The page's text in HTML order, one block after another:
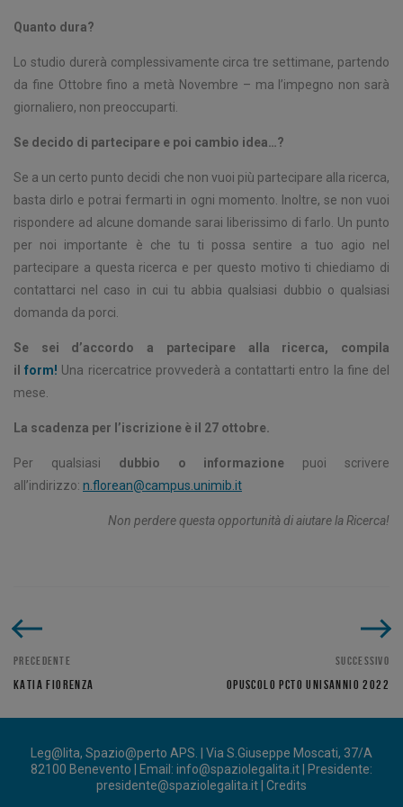
Quanto dura?
Lo studio durerà complessivamente circa tre settimane, partendo
da fine Ottobre fino a metà Novembre – ma l’impegno non sarà
giornaliero, non preoccuparti.
Se decido di partecipare e poi cambio idea…?
Se a un certo punto decidi che non vuoi più partecipare alla ricerca,
basta dirlo e potrai fermarti in ogni momento. Inoltre, se non vuoi
rispondere ad alcune domande sarai liberissimo di farlo. Un punto
per noi importante è che tu ti possa sentire a tuo agio nel
partecipare a questa ricerca e per questo motivo ti chiediamo di
contattarci nel caso in cui tu abbia qualsiasi dubbio o qualsiasi
domanda da porci.
Se sei d’accordo a partecipare alla ricerca, compila
ilform! Una ricercatrice provvederà a contattarti entro la fine del
mese.
La scadenza per l’iscrizione è il 27 ottobre.
Per qualsiasi dubbio o informazione puoi scrivere
all’indirizzo: n.florean@campus.unimib.it
Non perdere questa opportunità di aiutare la Ricerca!
PRECEDENTE
KATIA FIORENZA
SUCCESSIVO
OPUSCOLO PCTO UNISANNIO 2022
Leg@lita, Spazio@perto APS. | Via S.Giuseppe Moscati, 37/A
82100 Benevento | Email: info@spaziolegalita.it | Presidente:
presidente@spaziolegalita.it Credits